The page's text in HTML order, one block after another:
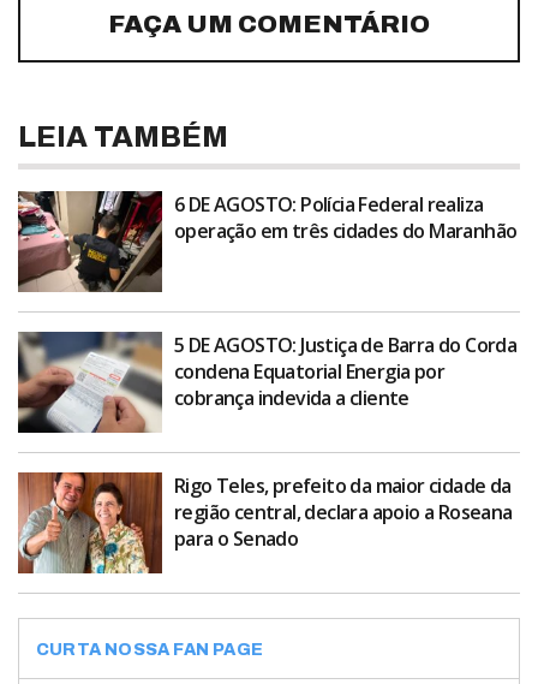
FAÇA UM COMENTÁRIO
LEIA TAMBÉM
6 DE AGOSTO: Polícia Federal realiza
operação em três cidades do Maranhão
5 DE AGOSTO: Justiça de Barra do Corda
condena Equatorial Energia por
cobrança indevida a cliente
Rigo Teles, prefeito da maior cidade da
região central, declara apoio a Roseana
para o Senado
CURTA NOSSA FAN PAGE